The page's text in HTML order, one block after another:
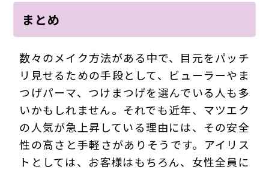
まとめ
数々のメイク方法がある中で、目元をパッチ
リ見せるための手段として、ビューラーやま
つげパーマ、つけまつげを選んでいる人も多
いかもしれません。それでも近年、マツエク
の人気が急上昇している理由には、その安全
性の高さと手軽さがありそうです。アイリス
トとしては、お客様はもちろん、女性全員に